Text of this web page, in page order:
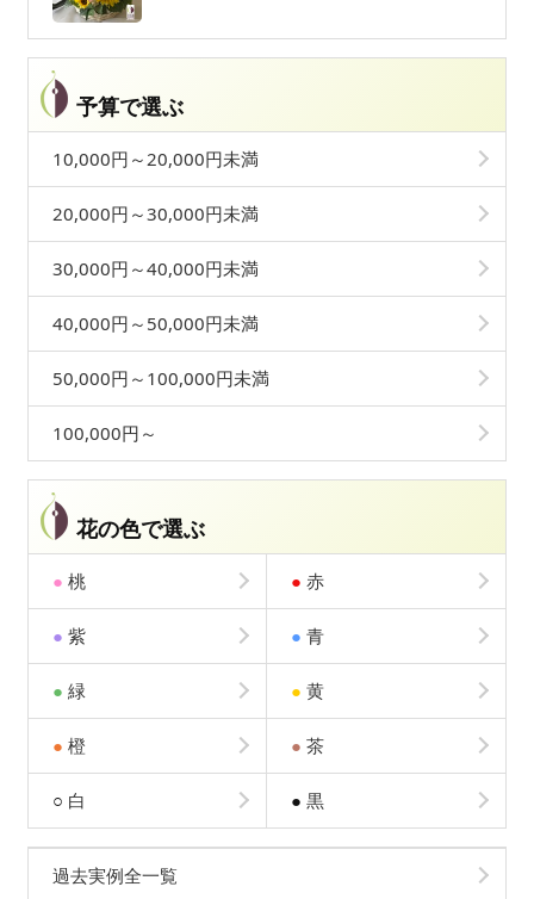
予算で選ぶ
10,000円～20,000円未満
20,000円～30,000円未満
30,000円～40,000円未満
40,000円～50,000円未満
50,000円～100,000円未満
100,000円～
花の色で選ぶ
● 桃 ● 赤
● 紫 ● 青
● 緑 ● 黄
● 橙 ● 茶
○ 白 ● 黒
過去実例全一覧